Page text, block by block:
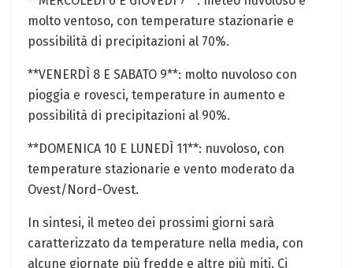
molto ventoso, con temperature ⁢stazionarie e‍
possibilità di precipitazioni al 70%.
**VENERDÌ 8 E SABATO 9**: molto nuvoloso con⁢
pioggia e⁤ rovesci, temperature in aumento​ e
possibilità di precipitazioni al 90%.
**DOMENICA 10 E LUNEDÌ 11**: nuvoloso, con
⁣temperature stazionarie e vento ​moderato⁤ da
Ovest/Nord-Ovest.
In sintesi, il meteo dei prossimi giorni sarà
caratterizzato da temperature⁢ nella media, con
alcune giornate più fredde e altre più miti. Ci